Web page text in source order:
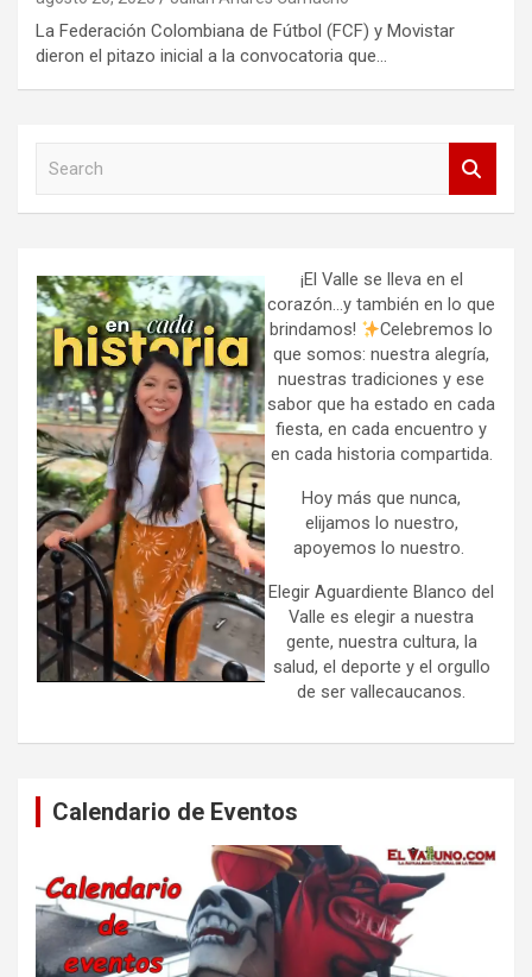
La Federación Colombiana de Fútbol (FCF) y Movistar
dieron el pitazo inicial a la convocatoria que…
h
¡El Valle se lleva en el
corazón…y también en lo que
brindamos!
Celebremos lo
que somos: nuestra alegría,
nuestras tradiciones y ese
sabor que ha estado en cada
fiesta, en cada encuentro y
en cada historia compartida.
Hoy más que nunca,
elijamos lo nuestro,
apoyemos lo nuestro.
Elegir Aguardiente Blanco del
Valle es elegir a nuestra
gente, nuestra cultura, la
salud, el deporte y el orgullo
de ser vallecaucanos.
Calendario de Eventos